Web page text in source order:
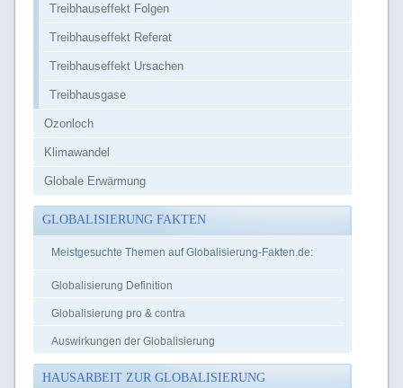
Treibhauseffekt Folgen
Treibhauseffekt Referat
Treibhauseffekt Ursachen
Treibhausgase
Ozonloch
Klimawandel
Globale Erwärmung
GLOBALISIERUNG FAKTEN
Meistgesuchte Themen auf Globalisierung-Fakten.de:
Globalisierung Definition
Globalisierung pro & contra
Auswirkungen der Globalisierung
HAUSARBEIT ZUR GLOBALISIERUNG